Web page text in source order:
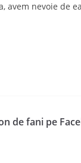
avem ne­voie de
de fani pe